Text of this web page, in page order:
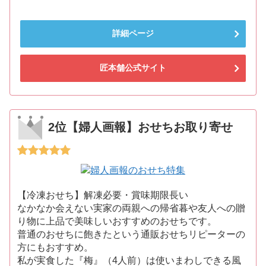
詳細ページ
匠本舗公式サイト
2位【婦人画報】おせちお取り寄せ
【冷凍おせち】解凍必要・賞味期限長い
なかなか会えない実家の両親への帰省暮や友人への贈
り物に上品で美味しいおすすめのおせちです。
普通のおせちに飽きたという通販おせちリピーターの
方にもおすすめ。
私が実食した『梅』（4人前）は使いまわしできる風